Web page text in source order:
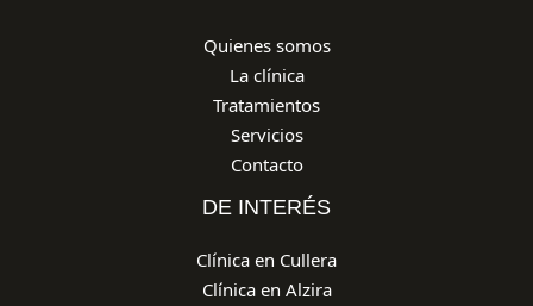
Quienes somos
La clínica
Tratamientos
Servicios
Contacto
DE INTERÉS
Clínica en Cullera
Clínica en Alzira